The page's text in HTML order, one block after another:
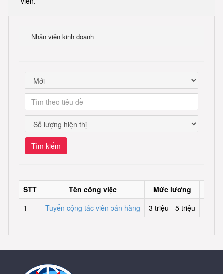
Nhân viên kinh doanh
Tìm kiếm
STT Tên công việc Mức lương
1
Tuyển cộng tác viên bán hàng 3 triệu - 5 triệu